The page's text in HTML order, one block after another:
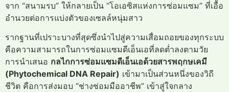
จาก “สนามรบ” ให้กลายเป็น “โอเอซิสแห่งการซ่อมแซม” ที่เอื้อ
อำนวยต่อการแบ่งตัวของเซลล์หนุ่มสาว
รากฐานที่เปราะบางที่สุดซึ่งนำไปสู่ความเสื่อมถอยของทุกระบบ
คือความสามารถในการซ่อมแซมดีเอ็นเอที่ลดต่ำลงตามวัย
การนำเสนอ กลไกการซ่อมแซมดีเอ็นเอด้วยสารพฤกษเคมี
(Phytochemical DNA Repair) เข้ามาเป็นส่วนหนึ่งของวิถี
ชีวิต คือการส่งมอบ “ช่างซ่อมมืออาชีพ” เข้าสู่ใจกลาง